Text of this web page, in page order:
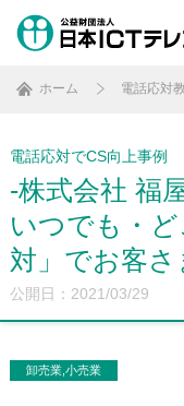
ホーム 電話応対
電話応対でCS向上事例
-株式会社 福
いつでも・
対」でお客
公開日：2021/03/29
卸売業,小売業